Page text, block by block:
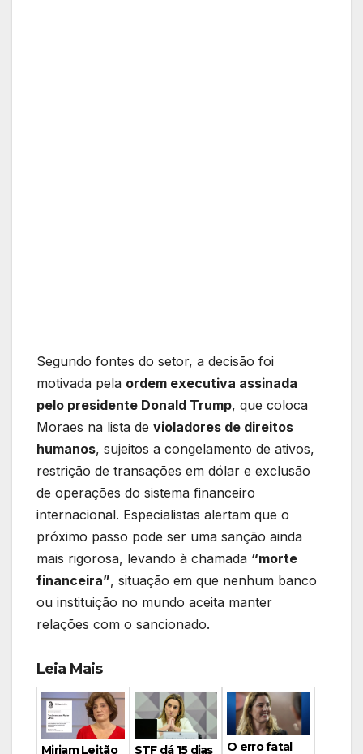
Segundo fontes do setor, a decisão foi
motivada pela ordem executiva assinada
pelo presidente Donald Trump, que coloca
Moraes na lista de violadores de direitos
humanos, sujeitos a congelamento de ativos,
restrição de transações em dólar e exclusão
de operações do sistema financeiro
internacional. Especialistas alertam que o
próximo passo pode ser uma sanção ainda
mais rigorosa, levando à chamada “morte
financeira”, situação em que nenhum banco
ou instituição no mundo aceita manter
relações com o sancionado.
Leia Mais
Miriam Leitão STF dá 15 dias O erro fatal